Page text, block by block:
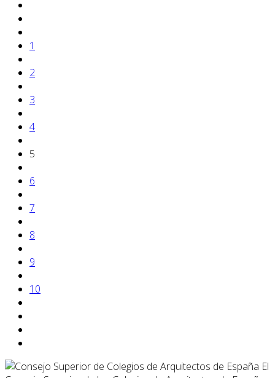
1
2
3
4
5
6
7
8
9
10
El